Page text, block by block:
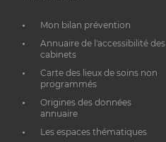
Mon bilan prévention
Annuaire de l'accessibilité des
cabinets
Carte des lieux de soins non
programmés
Origines des données
annuaire
Les espaces thématiques